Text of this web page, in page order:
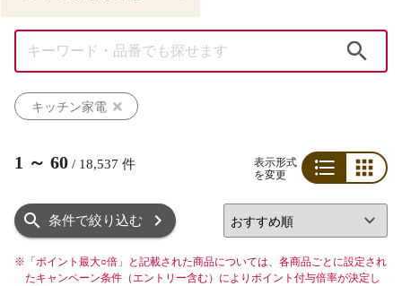
キッチン家電
1 ～ 60 / 18,537 件
表示形式
を変更
条件で絞り込む
※ 「ポイント最大○倍」と記載された商品については、各商品ごとに設定され
たキャンペーン条件（エントリー含む）によりポイント付与倍率が決定し